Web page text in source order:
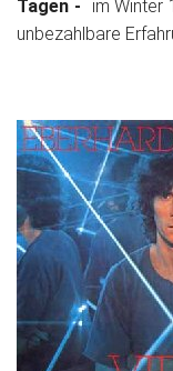
Tagen -
im Winter
unbezahlbare